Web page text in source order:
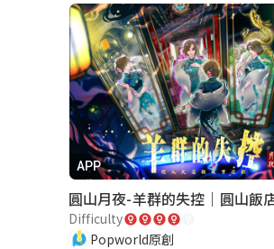
APP
Difficulty
Popworld原創